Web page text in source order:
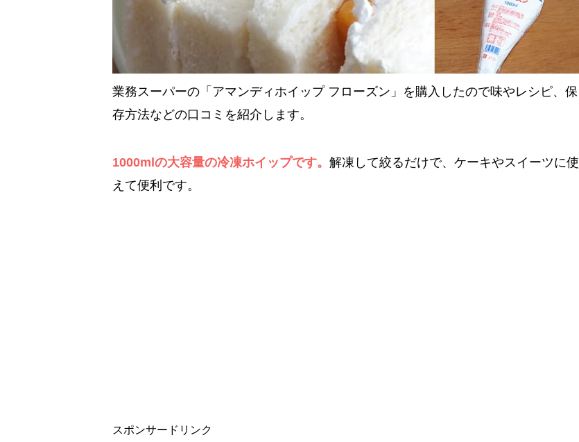
業務スーパーの「アマンディホイップ フローズン」を購入したので味やレシピ、保
存方法などの口コミを紹介します。
1000mlの大容量の冷凍ホイップです。 解凍して絞るだけで、ケーキやスイーツに使
えて便利です。
スポンサードリンク